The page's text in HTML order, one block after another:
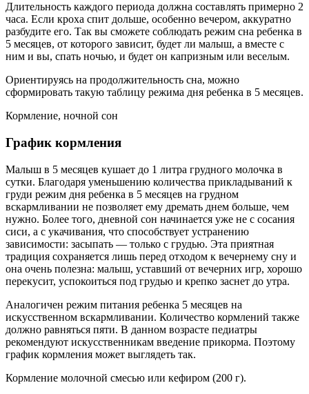
Длительность каждого периода должна составлять примерно 2
часа. Если кроха спит дольше, особенно вечером, аккуратно
разбудите его. Так вы сможете соблюдать режим сна ребенка в
5 месяцев, от которого зависит, будет ли малыш, а вместе с
ним и вы, спать ночью, и будет он капризным или веселым.
Ориентируясь на продолжительность сна, можно
сформировать такую таблицу режима дня ребенка в 5 месяцев.
Кормление, ночной сон
График кормления
Малыш в 5 месяцев кушает до 1 литра грудного молочка в
сутки. Благодаря уменьшению количества прикладываний к
груди режим дня ребенка в 5 месяцев на грудном
вскармливании не позволяет ему дремать днем больше, чем
нужно. Более того, дневной сон начинается уже не с сосания
сиси, а с укачивания, что способствует устранению
зависимости: засыпать — только с грудью. Эта приятная
традиция сохраняется лишь перед отходом к вечернему сну и
она очень полезна: малыш, уставший от вечерних игр, хорошо
перекусит, успокоиться под грудью и крепко заснет до утра.
Аналогичен режим питания ребенка 5 месяцев на
искусственном вскармливании. Количество кормлений также
должно равняться пяти. В данном возрасте педиатры
рекомендуют искусственникам введение прикорма. Поэтому
график кормления может выглядеть так.
Кормление молочной смесью или кефиром (200 г).